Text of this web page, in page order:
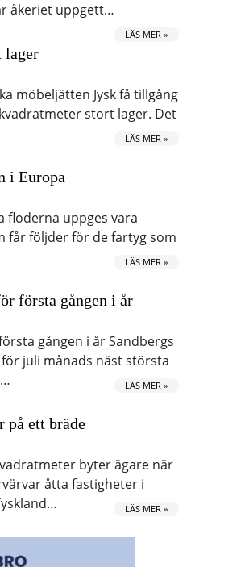
åkeriet uppgett…
LÄS MER »
lager
möbeljätten Jysk få tillgång
stort lager. Det
LÄS MER »
i Europa
floderna uppges vara
får följder för de fartyg som
LÄS MER »
första gången i år
gången i år Sandbergs
juli månads näst största
LÄS MER »
på ett bräde
byter ägare när
åtta fastigheter i
LÄS MER »